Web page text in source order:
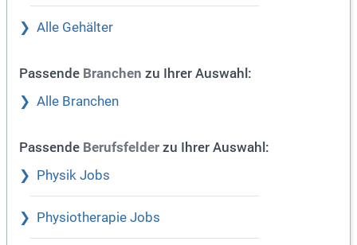
Alle Gehälter
Passende Branchen zu Ihrer Auswahl:
Alle Branchen
Passende Berufsfelder zu Ihrer Auswahl:
Physik Jobs
Physiotherapie Jobs